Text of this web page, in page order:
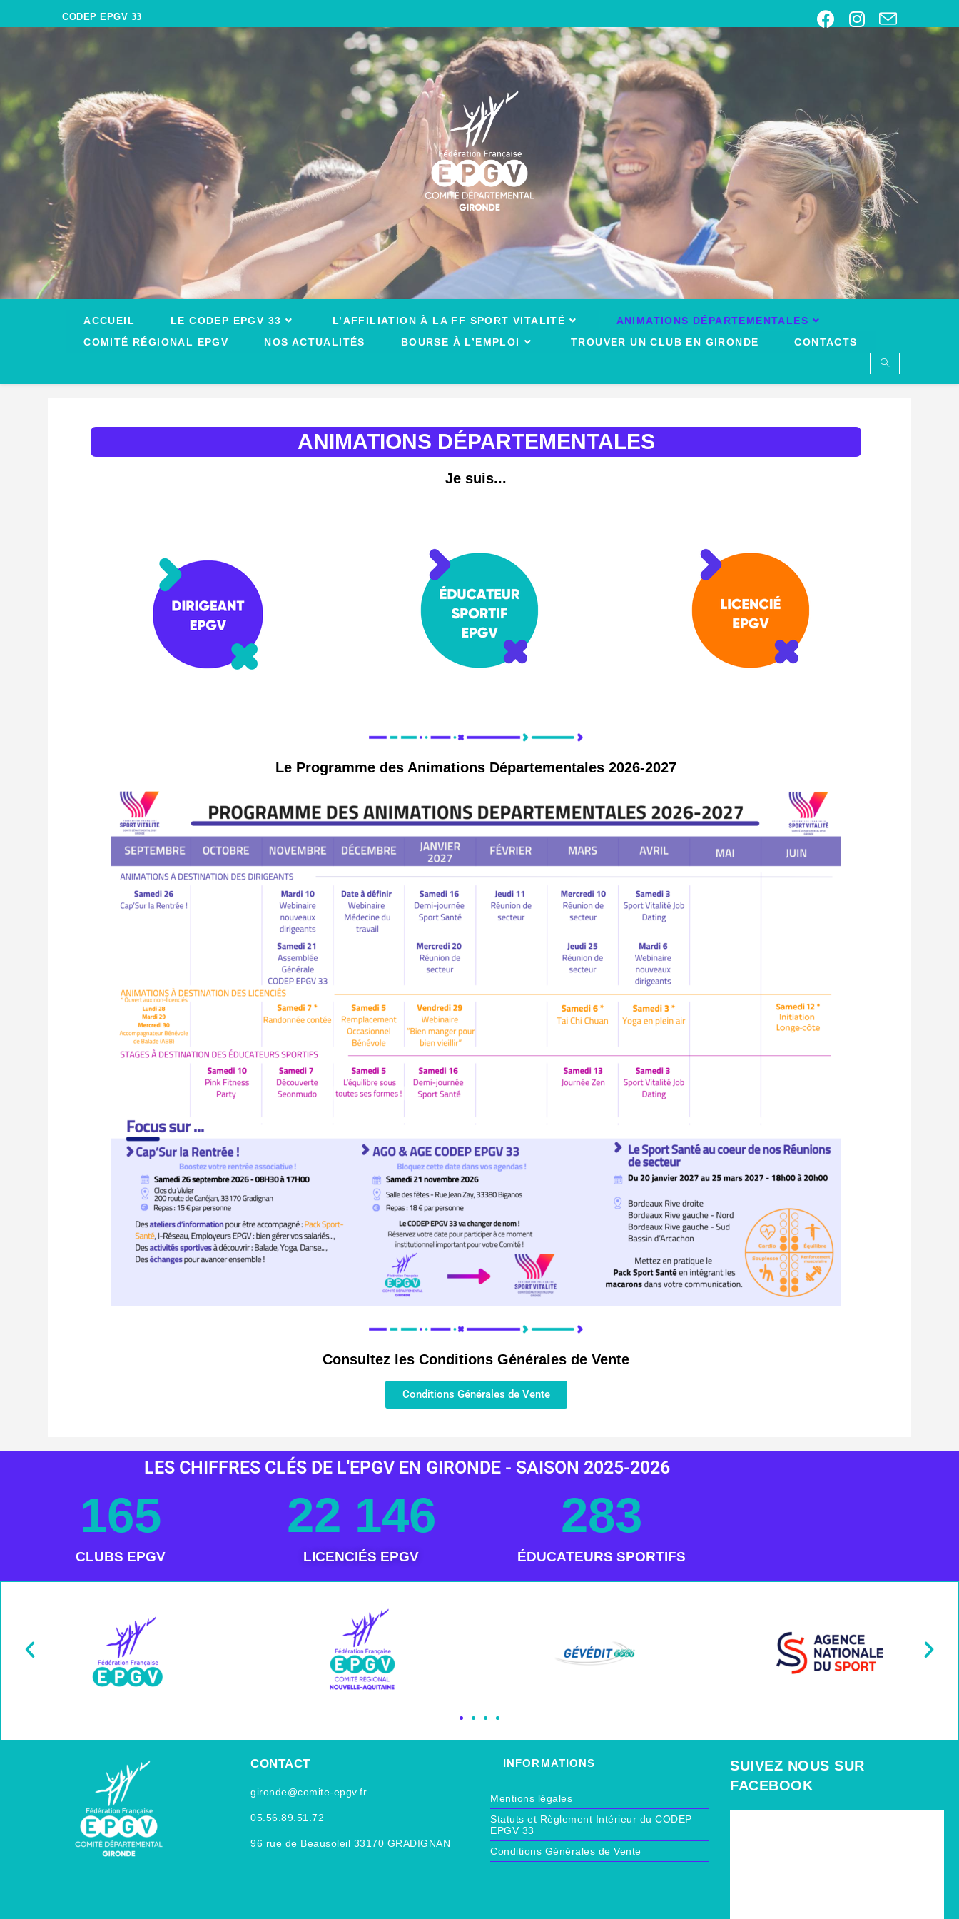
CODEP EPGV 33
ACCUEIL LE CODEP EPGV 33 L’AFFILIATION À LA FF SPORT VITALITÉ
ANIMATIONS DÉPARTEMENTALES
COMITÉ RÉGIONAL EPGV
NOS ACTUALITÉS BOURSE À L’EMPLOI TROUVER UN CLUB EN GIRONDE CONTACTS
ANIMATIONS DÉPARTEMENTALES
Je suis...
Le Programme des Animations Départementales 2026-2027
Consultez les Conditions Générales de Vente
Conditions Générales de Vente
LES CHIFFRES CLÉS DE L'EPGV EN GIRONDE - SAISON 2025-2026
CLUBS EPGV
165
LICENCIÉS EPGV
22 146
ÉDUCATEURS SPORTIFS
283
CONTACT
gironde@comite-epgv.fr
05.56.89.51.72
96 rue de Beausoleil 33170 GRADIGNAN
INFORMATIONS
Mentions légales
Statuts et Règlement Intérieur du CODEP
EPGV 33
Conditions Générales de Vente
SUIVEZ NOUS SUR
FACEBOOK